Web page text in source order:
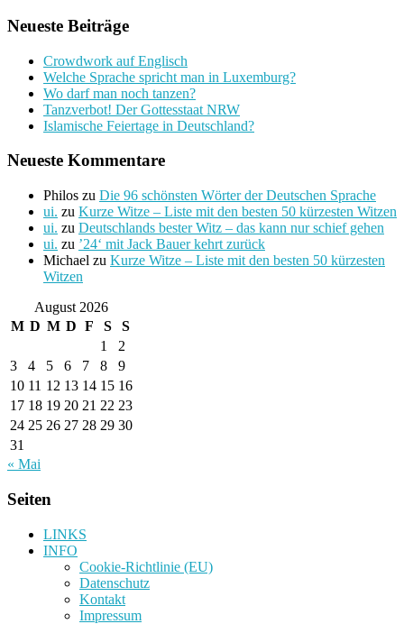
Neueste Beiträge
Crowdwork auf Englisch
Welche Sprache spricht man in Luxemburg?
Wo darf man noch tanzen?
Tanzverbot! Der Gottesstaat NRW
Islamische Feiertage in Deutschland?
Neueste Kommentare
Philos zu Die 96 schönsten Wörter der Deutschen Sprache
ui. zu Kurze Witze – Liste mit den besten 50 kürzesten Witzen
ui. zu Deutschlands bester Witz – das kann nur schief gehen
ui. zu ’24‘ mit Jack Bauer kehrt zurück
Michael zu Kurze Witze – Liste mit den besten 50 kürzesten
Witzen
August 2026
M D M D F S
S
1
2
3
4 5 6 7 8
9
10 11 12 13 14 15 16
17 18 19 20 21 22 23
24 25 26 27 28 29 30
31
« Mai
Seiten
LINKS
INFO
Cookie-Richtlinie (EU)
Datenschutz
Kontakt
Impressum